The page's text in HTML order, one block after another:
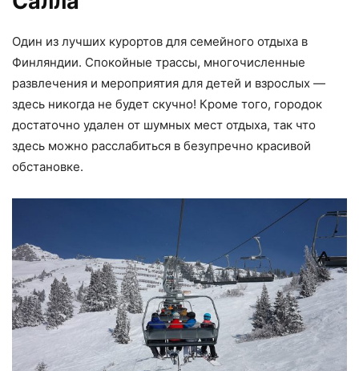
Один из лучших курортов для семейного отдыха в
Финляндии. Спокойные трассы, многочисленные
развлечения и мероприятия для детей и взрослых —
здесь никогда не будет скучно! Кроме того, городок
достаточно удален от шумных мест отдыха, так что
здесь можно расслабиться в безупречно красивой
обстановке.